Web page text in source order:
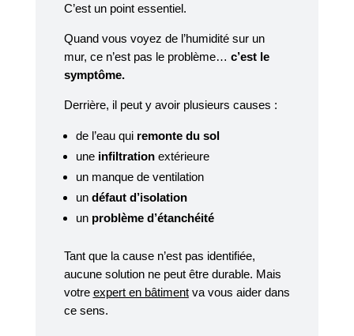
C’est un point essentiel.
Quand vous voyez de l’humidité sur un
mur, ce n’est pas le problème… c’est le
symptôme.
Derrière, il peut y avoir plusieurs causes :
de l’eau qui remonte du sol
uneinfiltrationextérieure
un manque de ventilation
un défaut d’isolation
un problème d’étanchéité
Tant que la cause n’est pas identifiée,
aucune solution ne peut être durable. Mais
votre expert en bâtimentva vous aider dans
ce sens.